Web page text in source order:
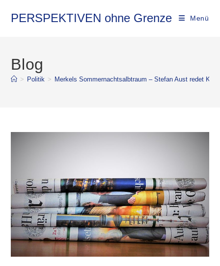
PERSPEKTIVEN ohne Grenze Menü
Blog
> Politik > Merkels Sommernachtsalbtraum – Stefan Aust redet